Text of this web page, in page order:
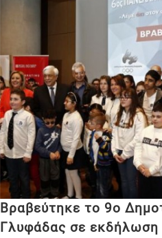
Βραβεύτηκε το 9ο
Γλυφάδας σε εκδήλωση